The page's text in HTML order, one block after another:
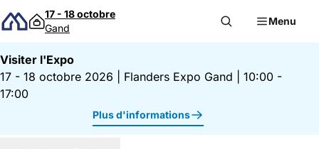
Passer au contenu
17 - 18 octobre
Gand
Menu
Visiter l'Expo
17 - 18 octobre 2026
Flanders Expo Gand
10:00 -
17:00
Plus d'informations